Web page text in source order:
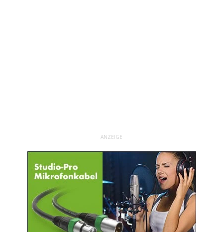
ANZEIGE